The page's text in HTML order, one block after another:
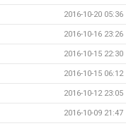
2016-10-20 05:36
2016-10-16 23:26
2016-10-15 22:30
2016-10-15 06:12
2016-10-12 23:05
2016-10-09 21:47